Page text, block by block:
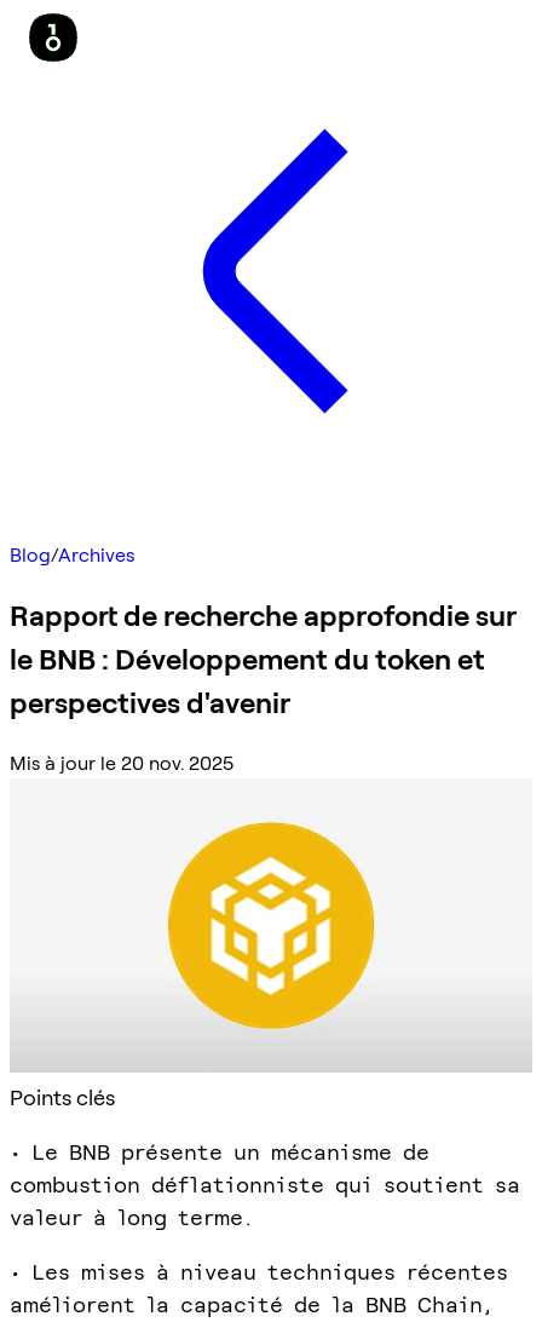
Blog/Archives
Rapport de recherche approfondie sur
le BNB : Développement du token et
perspectives d'avenir
Mis à jour le 20 nov. 2025
Points clés
• Le BNB présente un mécanisme de
combustion déflationniste qui soutient sa
valeur à long terme.
• Les mises à niveau techniques récentes
améliorent la capacité de la BNB Chain,